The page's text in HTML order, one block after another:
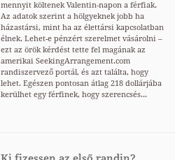
mennyit költenek Valentin-napon a férfiak.
Az adatok szerint a hölgyeknek jobb ha
házastársi, mint ha az élettársi kapcsolatban
élnek. Lehet-e pénzért szerelmet vásárolni –
ezt az örök kérdést tette fel magának az
amerikai SeekingArrangement.com
randiszervező portál, és azt találta, hogy
lehet. Egészen pontosan átlag 218 dollárjába
kerülhet egy férfinek, hogy szerencsés...